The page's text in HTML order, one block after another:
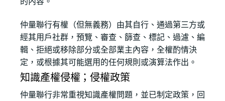
仲量聯行有權（但無義務）由其自行、通過第三方或
經其用戶社群，預覽、審查、篩查、標記、過濾、編
輯、拒絕或移除部分或全部業主內容，全權酌情決
定，或根據其可能選用的任何規則或演算法作出。
知識產權侵權；侵權政策
仲量聯行非常重視知識產權問題，並已制定政策，回